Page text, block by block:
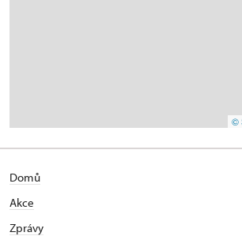
©
Domů
Akce
Zprávy